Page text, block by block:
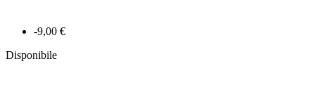
-9,00 €
Disponibile